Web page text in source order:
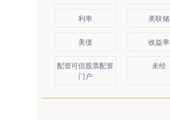
利率 美联储
美债 收益率
配资可信股票配资
门户
未经